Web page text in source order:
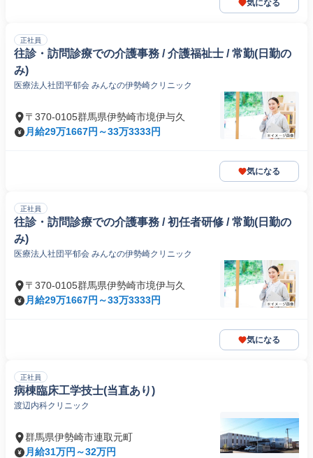
気になる
正社員
往診・訪問診療での介護事務 / 介護福祉士 / 常勤(日勤の
み)
医療法人社団平郁会 みんなの伊勢崎クリニック
〒370-0105群馬県伊勢崎市境伊与久
月給29万1667円～33万3333円
気になる
正社員
往診・訪問診療での介護事務 / 初任者研修 / 常勤(日勤の
み)
医療法人社団平郁会 みんなの伊勢崎クリニック
〒370-0105群馬県伊勢崎市境伊与久
月給29万1667円～33万3333円
気になる
正社員
病棟臨床工学技士(当直あり)
渡辺内科クリニック
群馬県伊勢崎市連取元町
月給31万円～32万円